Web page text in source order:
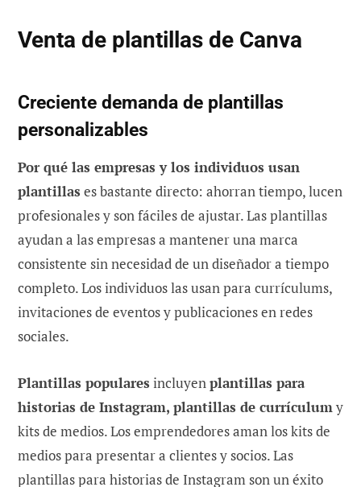
Venta de plantillas de Canva
Creciente demanda de plantillas
personalizables
Por qué las empresas y los individuos usan
plantillas es bastante directo: ahorran tiempo, lucen
profesionales y son fáciles de ajustar. Las plantillas
ayudan a las empresas a mantener una marca
consistente sin necesidad de un diseñador a tiempo
completo. Los individuos las usan para currículums,
invitaciones de eventos y publicaciones en redes
sociales.
Plantillas populares incluyenplantillas para
historias de Instagram, plantillas de currículumy
kits de medios. Los emprendedores aman los kits de
medios para presentar a clientes y socios. Las
plantillas para historias de Instagram son un éxito